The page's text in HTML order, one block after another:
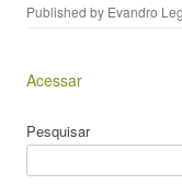
Published by Evandro
Acessar
Pesquisar